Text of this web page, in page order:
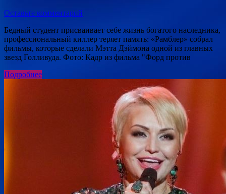
Оставьте комментарий
Бедный студент присваивает себе жизнь богатого наследника,
профессиональный киллер теряет память: «Рамблер» собрал
фильмы, которые сделали Мэтта Дэймона одной из главных
звезд Голливуда. Фото: Кадр из фильма "Форд против
Подробнее